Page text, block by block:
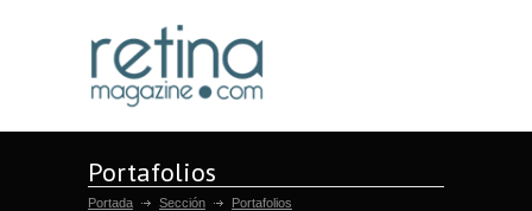
Portafolios
Portada Sección Portafolios